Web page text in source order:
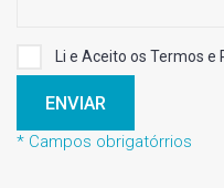
Li e Aceito os Termos e
ENVIAR
* Campos obrigatórrios